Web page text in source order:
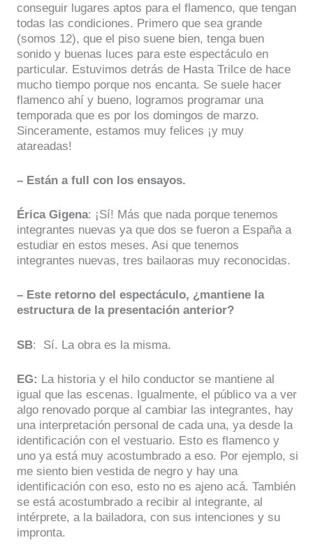
conseguir lugares aptos para el flamenco, que tengan
todas las condiciones. Primero que sea grande
(somos 12), que el piso suene bien, tenga buen
sonido y buenas luces para este espectáculo en
particular. Estuvimos detrás de Hasta Trilce de hace
mucho tiempo porque nos encanta. Se suele hacer
flamenco ahí y bueno, logramos programar una
temporada que es por los domingos de marzo.
Sinceramente, estamos muy felices ¡y muy
atareadas!
– Están a full con los ensayos.
Érica Gigena: ¡Sí! Más que nada porque tenemos
integrantes nuevas ya que dos se fueron a España a
estudiar en estos meses. Asi que tenemos
integrantes nuevas, tres bailaoras muy reconocidas.
– Este retorno del espectáculo, ¿mantiene la
estructura de la presentación anterior?
SB: Sí. La obra es la misma.
EG: La historia y el hilo conductor se mantiene al
igual que las escenas. Igualmente, el público va a ver
algo renovado porque al cambiar las integrantes, hay
una interpretación personal de cada una, ya desde la
identificación con el vestuario. Esto es flamenco y
uno ya está muy acostumbrado a eso. Por ejemplo, si
me siento bien vestida de negro y hay una
identificación con eso, esto no es ajeno acá. También
se está acostumbrado a recibir al integrante, al
intérprete, a la bailadora, con sus intenciones y su
impronta.